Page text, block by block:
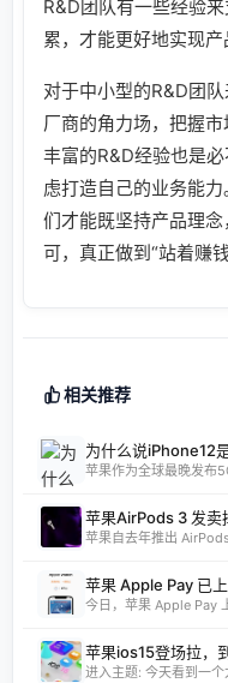
R&D团队有一些经验
累，才能更好地实现产
对于中小型的R&D团
厂商的角力场，把握市
丰富的R&D经验也是
虑打造自己的业务能
们才能既坚持产品理
可，真正做到“站着赚钱
相关推荐
为什么说iPhone12
苹果作为全球最晚发布
苹果自去年推出
苹果 Apple Pay 已
今日，苹果 Apple Pay
苹果ios15登场拉，
进入主题: 今天看到一